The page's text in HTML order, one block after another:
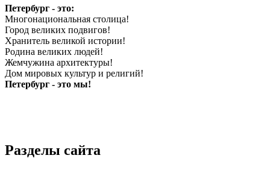
Петербург - это:
Многонациональная столица!
Город великих подвигов!
Хранитель великой истории!
Родина великих людей!
Жемчужина архитектуры!
Дом мировых культур и религий!
Петербург - это мы!
Разделы сайта